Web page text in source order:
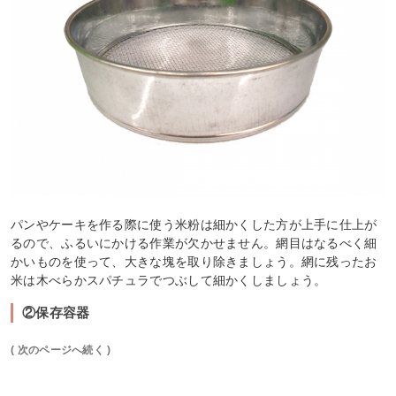
パンやケーキを作る際に使う米粉は細かくした方が上手に仕上が
るので、ふるいにかける作業が欠かせません。網目はなるべく細
かいものを使って、大きな塊を取り除きましょう。網に残ったお
米は木べらかスパチュラでつぶして細かくしましょう。
②保存容器
( 次のページへ続く )